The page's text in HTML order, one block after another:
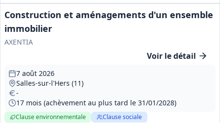
Construction et aménagements d'un ensemble
immobilier
AXENTIA
Voir le détail
7 août 2026
Salles-sur-l'Hers (11)
-
17 mois (achèvement au plus tard le 31/01/2028)
Clause environnementale
Clause sociale